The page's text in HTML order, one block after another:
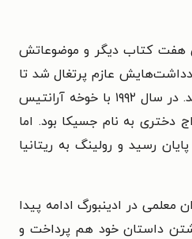
روی هفت کتاب دیگر و موضوعاتش
عازم پرتغال شد تا
زبان انگلیسی را تدریس کند. در سال ۱۹۹۲ با خوخه آرانتیس
دختری به نام جسیکا بود. اما
او در اواخر ۱۹۹۳ به پایان رسید و رولینگ به ریتانیا
معلمی در ادینبورگ ادامه پیدا
داستان خود هم پرداخت و